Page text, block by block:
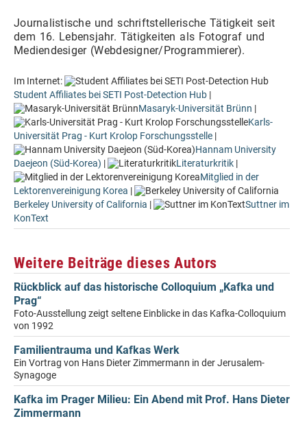
Journalistische und schriftstellerische Tätigkeit seit
dem 16. Lebensjahr. Tätigkeiten als Fotograf und
Mediendesiger (Webdesigner/Programmierer).
Im Internet:
Student Affiliates bei SETI Post-Detection Hub |
Masaryk-Universität Brünn |
Karls-
Universität Prag - Kurt Krolop Forschungsstelle |
Hannam University
Daejeon (Süd-Korea) | Literaturkritik |
Mitglied in der
Lektorenvereinigung Korea |
Berkeley University of California |
Suttner im
KonText
Weitere Beiträge dieses Autors
Rückblick auf das historische Colloquium „Kafka und
Prag“
Foto-Ausstellung zeigt seltene Einblicke in das Kafka-Colloquium
von 1992
Familientrauma und Kafkas Werk
Ein Vortrag von Hans Dieter Zimmermann in der Jerusalem-
Synagoge
Kafka im Prager Milieu: Ein Abend mit Prof. Hans Dieter
Zimmermann